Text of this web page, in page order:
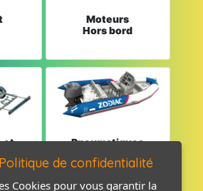
Moteurs
Hors bord
et
Pneumatiques
de confidentialité
Cookies pour vous garantir la